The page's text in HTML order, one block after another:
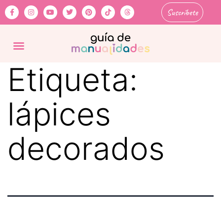
Suscríbete
Etiqueta:
lápices
decorados